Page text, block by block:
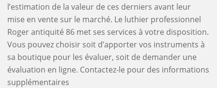
l’estimation de la valeur de ces derniers avant leur
mise en vente sur le marché. Le luthier professionnel
Roger antiquité 86 met ses services à votre disposition.
Vous pouvez choisir soit d’apporter vos instruments à
sa boutique pour les évaluer, soit de demander une
évaluation en ligne. Contactez-le pour des informations
supplémentaires